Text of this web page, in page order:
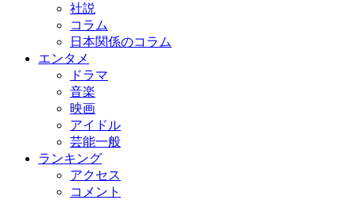
社説
コラム
日本関係のコラム
エンタメ
ドラマ
音楽
映画
アイドル
芸能一般
ランキング
アクセス
コメント